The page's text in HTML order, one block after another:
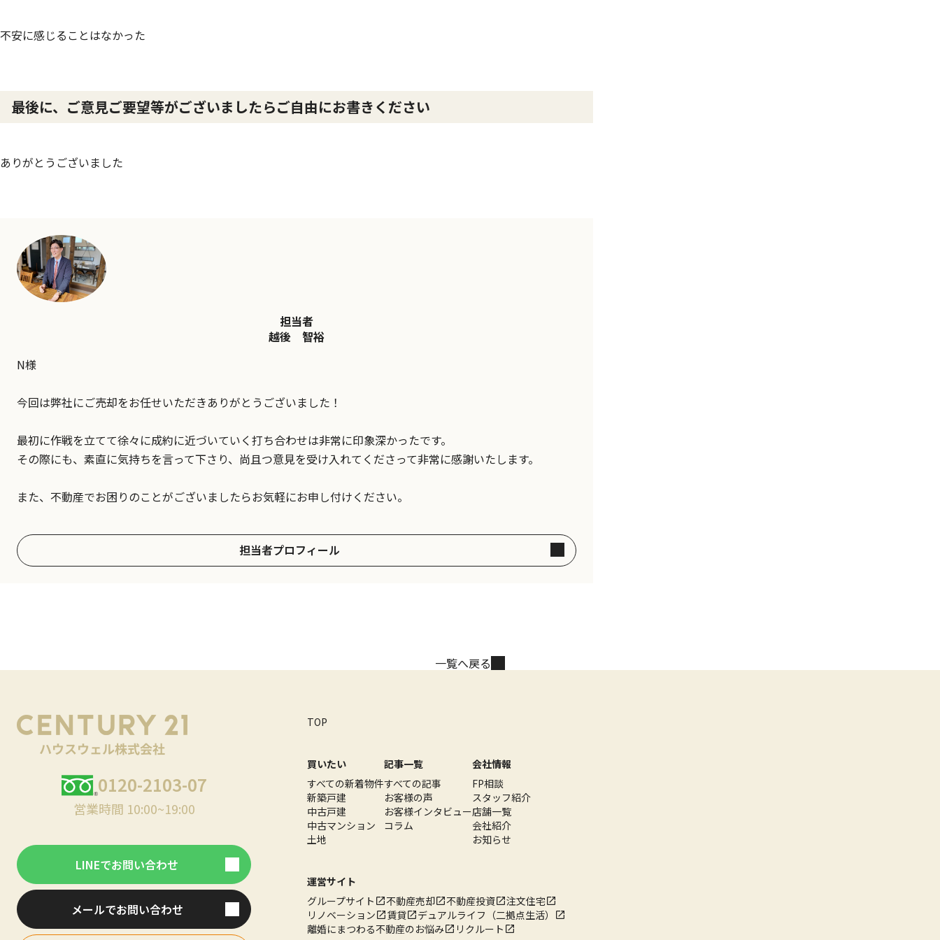
不安に感じることはなかった
最後に、ご意見ご要望等がございましたらご自由にお書きください
ありがとうございました
担当者
越後 智裕
N様
今回は弊社にご売却をお任せいただきありがとうございました！
最初に作戦を立てて徐々に成約に近づいていく打ち合わせは非常に印象深かったです。
その際にも、素直に気持ちを言って下さり、尚且つ意見を受け入れてくださって非常に感謝いたします。
また、不動産でお困りのことがございましたらお気軽にお申し付けください。
担当者プロフィール
一覧へ戻る
0120-2103-07
営業時間 10:00~19:00
LINEでお問い合わせ
メールでお問い合わせ
TOP
買いたい
すべての新着物件
新築戸建
中古戸建
中古マンション
土地
記事一覧
すべての記事
お客様の声
お客様インタビュー
コラム
会社情報
FP相談
スタッフ紹介
店舗一覧
会社紹介
お知らせ
運営サイト
グループサイト
不動産売却 不動産投資
注文住宅
リノベーション
賃貸
デュアルライフ（二拠点生活）
離婚にまつわる不動産のお悩み
リクルート